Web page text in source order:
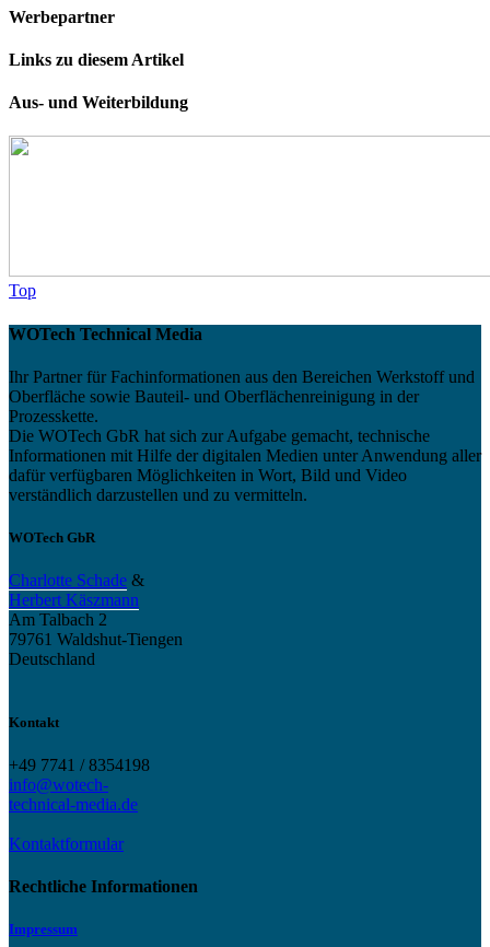
Werbepartner
Links zu diesem Artikel
Aus- und Weiterbildung
Top
WOTech Technical Media
Ihr Partner für Fachinformationen aus den Bereichen Werkstoff und
Oberfläche sowie Bauteil- und Oberflächenreinigung in der
Prozesskette.
Die WOTech GbR hat sich zur Aufgabe gemacht, technische
Informationen mit Hilfe der digitalen Medien unter Anwendung aller
dafür verfügbaren Möglichkeiten in Wort, Bild und Video
verständlich darzustellen und zu vermitteln.
WOTech GbR
Charlotte Schade &
Herbert Käszmann
Am Talbach 2
79761 Waldshut-Tiengen
Deutschland
Kontakt
+49 7741 / 8354198
info@wotech-
technical-media.de
Kontaktformular
Rechtliche Informationen
Impressum